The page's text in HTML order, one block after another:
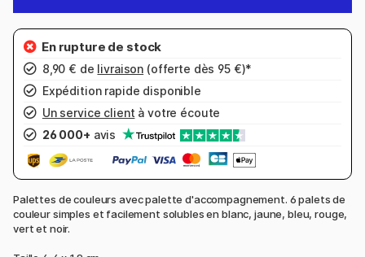
8,90 € de livraison (offerte dès 95 €)*
Expédition rapide disponible
Un service client à votre écoute
26 000+ avis
Palettes de couleurs avec palette d'accompagnement. 6 palets de
couleur simples et facilement solubles en blanc, jaune, bleu, rouge,
vert et noir.